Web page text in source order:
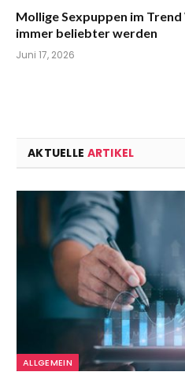
Mollige Sexpuppen im
immer beliebter werden
Juni 17, 2026
AKTUELLE ARTIKEL
ALLGEMEIN